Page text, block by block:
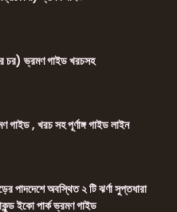
চর) ভ্রমণ গাইড খরচসহ
গাইড , খরচ সহ পূর্ণাঙ্গ গাইড লাইন
পাদদেশে অবস্থিত ২ টি ঝর্ণা সুপ্তধারা
ইকো পার্ক ভ্রমণ গাইড